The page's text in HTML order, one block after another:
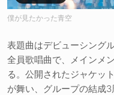
僕が見たかった青空
表題曲はデビューシング
全員歌唱曲で、メインメ
る。公開されたジャケッ
が舞い、グループの結成